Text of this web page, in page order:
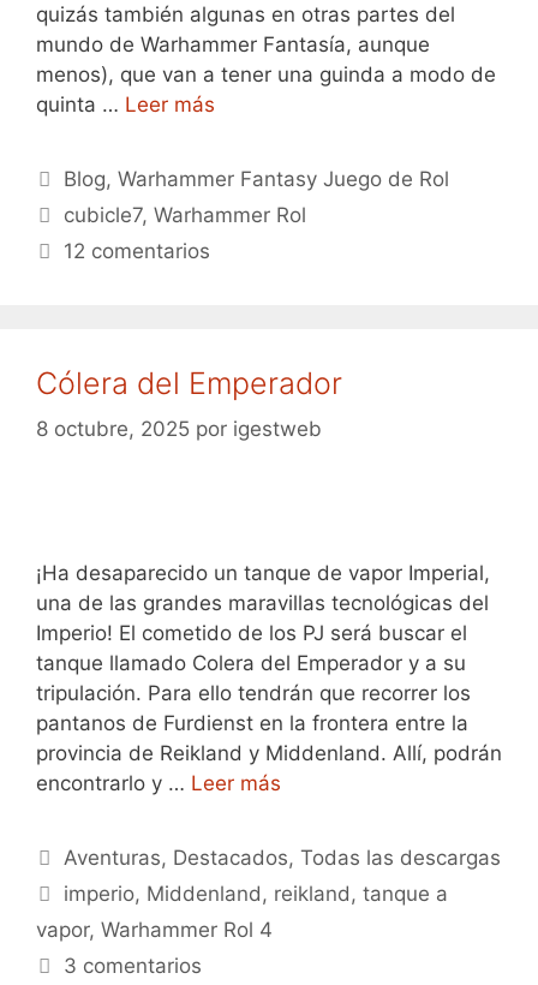
quizás también algunas en otras partes del
mundo de Warhammer Fantasía, aunque
menos), que van a tener una guinda a modo de
quinta … Leer más
Categorías
Blog,Warhammer Fantasy Juego de Rol
Etiquetas
cubicle7,Warhammer Rol
12 comentarios
Cólera del Emperador
8 octubre, 2025 por igestweb
¡Ha desaparecido un tanque de vapor Imperial,
una de las grandes maravillas tecnológicas del
Imperio! El cometido de los PJ será buscar el
tanque llamado Colera del Emperador y a su
tripulación. Para ello tendrán que recorrer los
pantanos de Furdienst en la frontera entre la
provincia de Reikland y Middenland. Allí, podrán
encontrarlo y … Leer más
Categorías
Aventuras, Destacados,Todas las descargas
Etiquetas
imperio, Middenland, reikland,tanque a
vapor, Warhammer Rol 4
3 comentarios